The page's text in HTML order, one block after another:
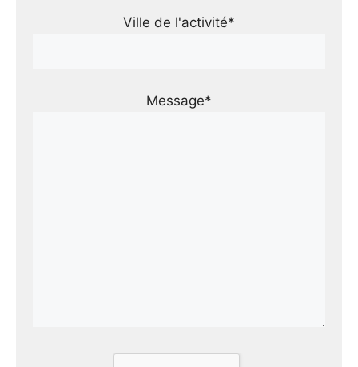
Ville de l'activité*
Message*